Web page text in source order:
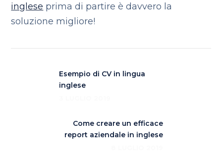
inglese prima di partire è davvero la
soluzione migliore!
Esempio di CV in lingua
inglese
Come creare un efficace
report aziendale in inglese